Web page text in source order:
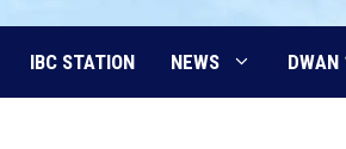
IBC STATION NEWS